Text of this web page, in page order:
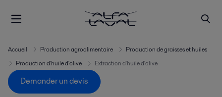
Accueil Production agroalimentaire
Production de graisses et huiles
Production d'huile d'olive
Extraction d'huile d'olive
Demander un devis